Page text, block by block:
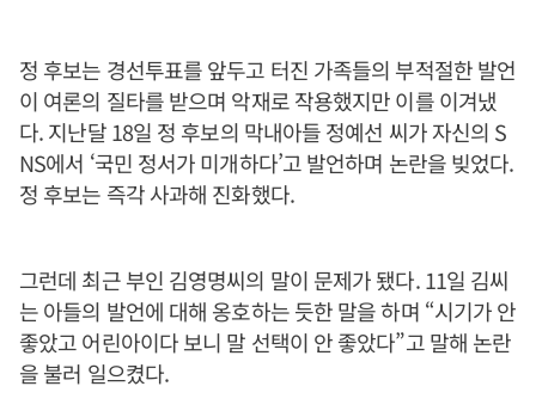
정 후보는 경선투표를 앞두고 터진 가족들의 부적절한 발언
이 여론의 질타를 받으며 악재로 작용했지만 이를 이겨냈
다. 지난달 18일 정 후보의 막내아들 정예선 씨가 자신의 S
NS에서 ‘국민 정서가 미개하다’고 발언하며 논란을 빚었다.
정 후보는 즉각 사과해 진화했다.
그런데 최근 부인 김영명씨의 말이 문제가 됐다. 11일 김씨
는 아들의 발언에 대해 옹호하는 듯한 말을 하며 “시기가 안
좋았고 어린아이다 보니 말 선택이 안 좋았다”고 말해 논란
을 불러 일으켰다.